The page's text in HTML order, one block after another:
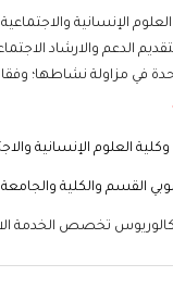
الإنسانية
الدعم والارشاد
وفقا لقرار سعادة عميد
العلوم الإنسانية
والكلية والجامعة
تخصص الخدمة